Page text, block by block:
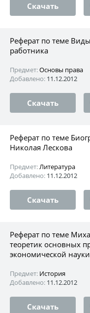
Скачать
Реферат по теме
работника
Предмет:Основы права
Добавлено: 11.12.2012
Скачать
Реферат по теме
Николая Лескова
Предмет:Литература
Добавлено: 11.12.2012
Скачать
Реферат по теме
теоретик основных
экономической науки
Предмет: История
Добавлено: 11.12.2012
Скачать